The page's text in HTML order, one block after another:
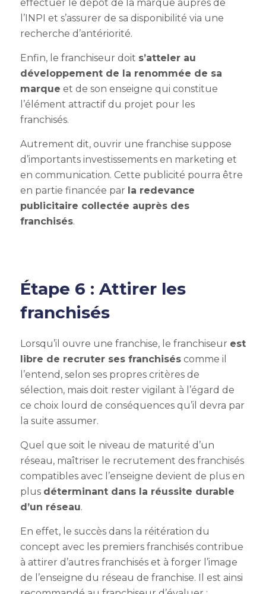
effectuer le dépôt de la marque auprès de
l’INPI et s’assurer de sa disponibilité via une
recherche d’antériorité.
Enfin, le franchiseur doit s’atteler au
développement de la renommée de sa
marque et de son enseigne qui constitue
l’élément attractif du projet pour les
franchisés.
Autrement dit, ouvrir une franchise suppose
d’importants investissements en marketing et
en communication. Cette publicité pourra être
en partie financée par la redevance
publicitaire collectée auprès des
franchisés.
Étape 6 : Attirer les
franchisés
Lorsqu’il ouvre une franchise, le franchiseur est
libre de recruter ses franchiséscomme il
l’entend, selon ses propres critères de
sélection, mais doit rester vigilant à l’égard de
ce choix lourd de conséquences qu’il devra par
la suite assumer.
Quel que soit le niveau de maturité d’un
réseau, maîtriser le recrutement des franchisés
compatibles avec l’enseigne devient de plus en
plus déterminant dans la réussite durable
d’un réseau.
En effet, le succès dans la réitération du
concept avec les premiers franchisés contribue
à attirer d’autres franchisés et à forger l’image
de l’enseigne du réseau de franchise. Il est ainsi